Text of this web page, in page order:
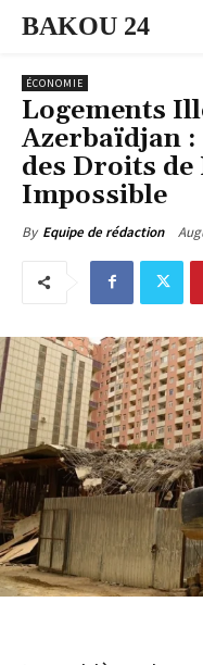
BAKOU 24
ÉCONOMIE
Logements
Azerbaïdjan
des Droits
Impossible
By Equipe de rédaction